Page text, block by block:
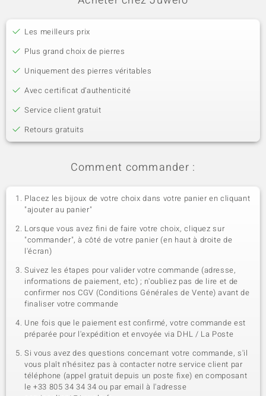
Les meilleurs prix
Plus grand choix de pierres
Uniquement des pierres véritables
Avec certificat d’authenticité
Service client gratuit
Retours gratuits
Comment commander :
Placez les bijoux de votre choix dans votre panier en cliquant
"ajouter au panier"
Lorsque vous avez fini de faire votre choix, cliquez sur
"commander", à côté de votre panier (en haut à droite de
l'écran)
Suivez les étapes pour valider votre commande (adresse,
informations de paiement, etc) ; n'oubliez pas de lire et de
confirmer nos CGV (Conditions Générales de Vente) avant de
finaliser votre commande
Une fois que le paiement est confirmé, votre commande est
préparée pour l'expédition et envoyée via DHL / La Poste
Si vous avez des questions concernant votre commande, s'il
vous plaît n'hésitez pas à contacter notre service client par
téléphone (appel gratuit depuis un poste fixe) en composant
le +33 805 34 34 34 ou par email à l'adresse